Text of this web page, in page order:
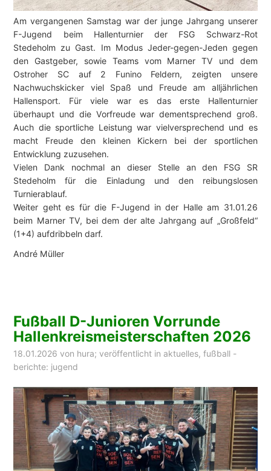
Am vergangenen Samstag war der junge Jahrgang unserer
F-Jugend beim Hallenturnier der FSG Schwarz-Rot
Stedeholm zu Gast. Im Modus Jeder-gegen-Jeden gegen
den Gastgeber, sowie Teams vom Marner TV und dem
Ostroher SC auf 2 Funino Feldern, zeigten unsere
Nachwuchskicker viel Spaß und Freude am alljährlichen
Hallensport. Für viele war es das erste Hallenturnier
überhaupt und die Vorfreude war dementsprechend groß.
Auch die sportliche Leistung war vielversprechend und es
macht Freude den kleinen Kickern bei der sportlichen
Entwicklung zuzusehen.
Vielen Dank nochmal an dieser Stelle an den FSG SR
Stedeholm für die Einladung und den reibungslosen
Turnierablauf.
Weiter geht es für die F-Jugend in der Halle am 31.01.26
beim Marner TV, bei dem der alte Jahrgang auf „Großfeld“
(1+4) aufdribbeln darf.
André Müller
Fußball D-Junioren Vorrunde
Hallenkreismeisterschaften 2026
18.01.2026 von hura; veröffentlicht in aktuelles,fußball -
berichte: jugend